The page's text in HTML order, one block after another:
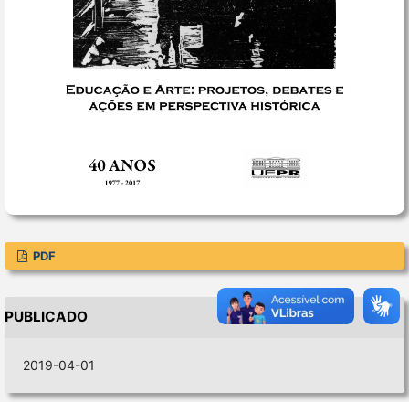
PDF
PUBLICADO
2019-04-01